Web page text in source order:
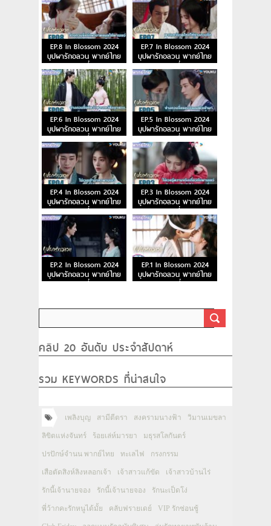
EP.8 In Blossom 2024
บุปผารักอลวน พากย์ไทย
ตอนที่ 8
EP.7 In Blossom 2024
บุปผารักอลวน พากย์ไทย
ตอนที่ 7
EP.6 In Blossom 2024
บุปผารักอลวน พากย์ไทย
ตอนที่ 6
EP.5 In Blossom 2024
บุปผารักอลวน พากย์ไทย
ตอนที่ 5
EP.4 In Blossom 2024
บุปผารักอลวน พากย์ไทย
ตอนที่ 4
EP.3 In Blossom 2024
บุปผารักอลวน พากย์ไทย
ตอนที่ 3
EP.2 In Blossom 2024
บุปผารักอลวน พากย์ไทย
ตอนที่ 2
EP.1 In Blossom 2024
บุปผารักอลวน พากย์ไทย
ตอนที่ 1
คลิป 20 อันดับ ประจำสัปดาห์
รวม KEYWORDS ที่น่าสนใจ
เพลิงบุญ สามีตีตรา สงครามนางฟ้า วิมานเมขลา
ลิขิตแห่งจันทร์ ร้อยเล่ห์มารยา มธุรสโลกันตร์
ปรปักษ์จำนน พากย์ไทย ทะเลไฟ กรงกรรม
เสือตัดสิงห์ลิงหลอกเจ้า เจ้าสาวแก้ขัด เจ้าสาวบ้านไร่
รักนี้เจ้านายจอง รักนี้เจ้านายจอง รักนะเป็ดโง่
พี่ว้ากคะรักหนูได้มั้ย คลับฟรายเดย์ VIP รักซ่อนชู้